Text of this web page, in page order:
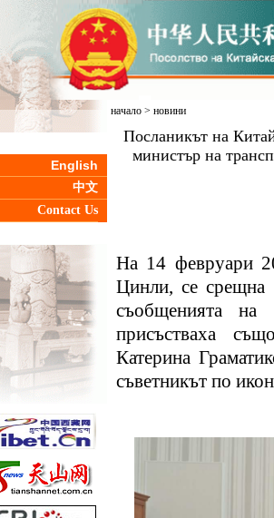
English
中文
Contact Us
начало> новини
Посланикът на
министър на
На 14 февруари
Цинли, се срещна
съобщенията на
присъстваха
Катерина
съветникът по